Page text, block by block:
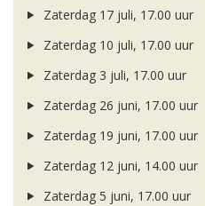
Zaterdag 17 juli, 17.00 uur
Zaterdag 10 juli, 17.00 uur
Zaterdag 3 juli, 17.00 uur
Zaterdag 26 juni, 17.00 uur
Zaterdag 19 juni, 17.00 uur
Zaterdag 12 juni, 14.00 uur
Zaterdag 5 juni, 17.00 uur